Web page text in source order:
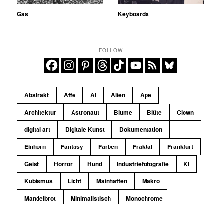
Gas Keyboards
FOLLOW
Abstrakt Affe AI Alien
Ape
Architektur
Astronaut Blume Blüte
Clown
digital art
Digitale Kunst
Dokumentation
Einhorn
Fantasy Farben Fraktal
Frankfurt
Geist
Horror Hund Industriefotografie
KI
Kubismus
Licht Mainhatten
Makro
Mandelbrot
Minimalistisch Monochrome